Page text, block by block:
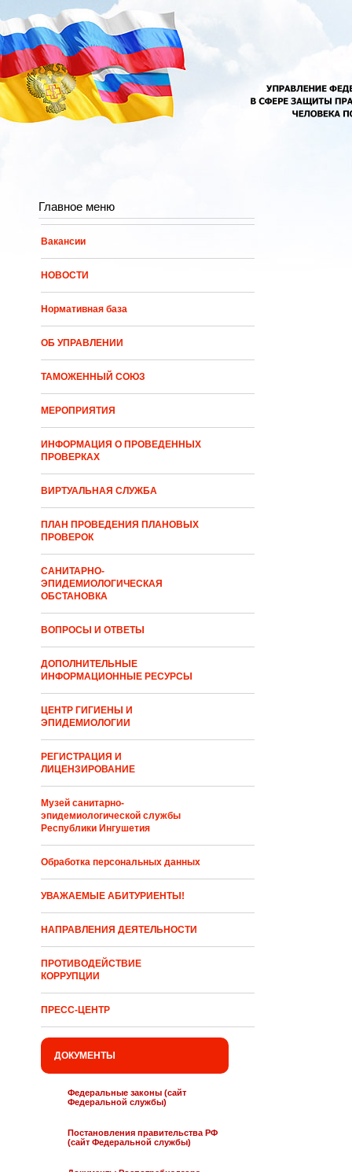
Перейти к основному содержанию
Главное меню
Вакансии
НОВОСТИ
Нормативная база
ОБ УПРАВЛЕНИИ
ТАМОЖЕННЫЙ СОЮЗ
МЕРОПРИЯТИЯ
ИНФОРМАЦИЯ О ПРОВЕДЕННЫХ
ПРОВЕРКАХ
ВИРТУАЛЬНАЯ СЛУЖБА
ПЛАН ПРОВЕДЕНИЯ ПЛАНОВЫХ
ПРОВЕРОК
САНИТАРНО-
ЭПИДЕМИОЛОГИЧЕСКАЯ
ОБСТАНОВКА
ВОПРОСЫ И ОТВЕТЫ
ДОПОЛНИТЕЛЬНЫЕ
ИНФОРМАЦИОННЫЕ РЕСУРСЫ
ЦЕНТР ГИГИЕНЫ И
ЭПИДЕМИОЛОГИИ
РЕГИСТРАЦИЯ И
ЛИЦЕНЗИРОВАНИЕ
Музей санитарно-
эпидемиологической службы
Республики Ингушетия
Обработка персональных данных
УВАЖАЕМЫЕ АБИТУРИЕНТЫ!
НАПРАВЛЕНИЯ ДЕЯТЕЛЬНОСТИ
ПРОТИВОДЕЙСТВИЕ
КОРРУПЦИИ
ПРЕСС-ЦЕНТР
ДОКУМЕНТЫ
Федеральные законы (сайт
Федеральной службы)
Постановления правительства РФ
(сайт Федеральной службы)